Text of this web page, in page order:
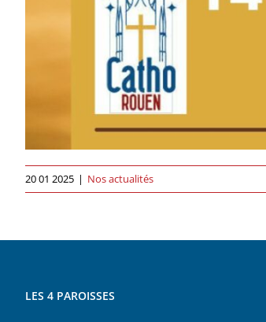
20 01 2025 | Nos actualités
LES 4 PAROISSES